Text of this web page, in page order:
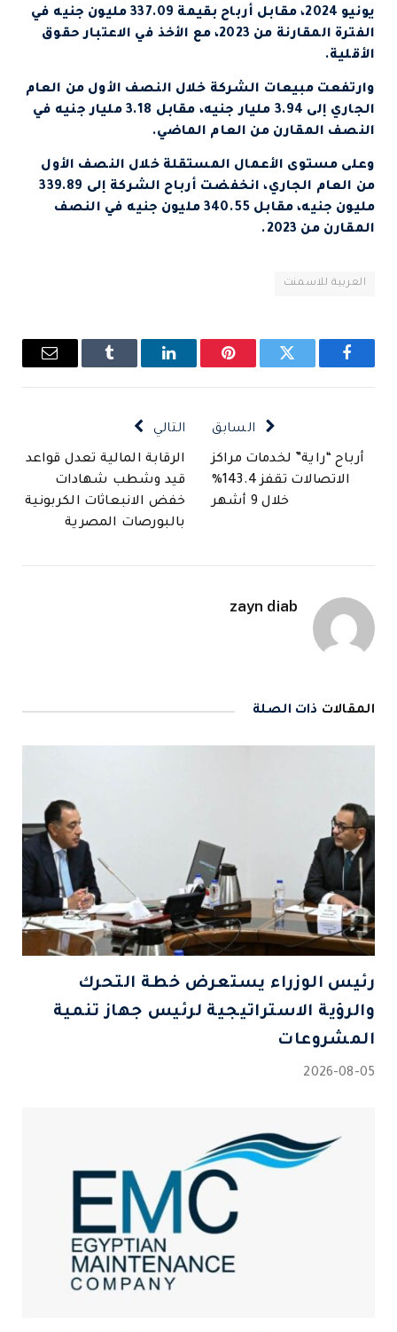
يونيو 2024، مقابل أرباح بقيمة 337.09 مليون جنيه في
الفترة المقارنة من 2023، مع الأخذ في الاعتبار حقوق
الأقلية.
وارتفعت مبيعات الشركة خلال النصف الأول من العام
الجاري إلى 3.94 مليار جنيه، مقابل 3.18 مليار جنيه في
النصف المقارن من العام الماضي.
وعلى مستوى الأعمال المستقلة خلال النصف الأول
من العام الجاري، انخفضت أرباح الشركة إلى 339.89
مليون جنيه، مقابل 340.55 مليون جنيه في النصف
المقارن من 2023.
العربية للاسمنت
فيسبوك تويتر بينتيريستلينكدإن Tumblr
البريد
السابق
أرباح “راية” لخدمات مراكز
الاتصالات تقفز 143.4%
خلال 9 أشهر
التالي
الرقابة المالية تعدل قواعد
قيد وشطب شهادات
خفض الانبعاثات الكربونية
بالبورصات المصرية
zayn diab
المقالات ذات الصلة
رئيس الوزراء يستعرض خطة التحرك
والرؤية الاستراتيجية لرئيس جهاز تنمية
المشروعات
2026-08-05